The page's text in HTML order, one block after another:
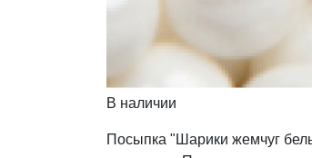
В наличии
Посыпка "Шарики жемчуг